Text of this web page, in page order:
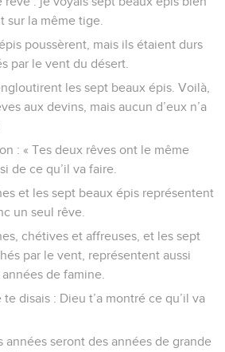
sur la même tige.
poussèrent, mais ils étaient durs
par le vent du désert.
les sept beaux épis. Voilà,
aux devins, mais aucun d’eux n’a
: « Tes deux rêves ont le même
de ce qu’il va faire.
et les sept beaux épis représentent
un seul rêve.
chétives et affreuses, et les sept
par le vent, représentent aussi
de famine.
disais : Dieu t’a montré ce qu’il va
années seront des années de grande